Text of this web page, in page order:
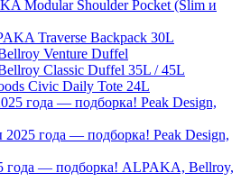
Modular Shoulder Pocket (Slim и
Traverse Backpack 30L
Venture Duffel
Classic Duffel 35L / 45L
Civic Daily Tote 24L
года — подборка! Peak Design,
2025 года — подборка! Peak Design,
года — подборка! ALPAKA, Bellroy,